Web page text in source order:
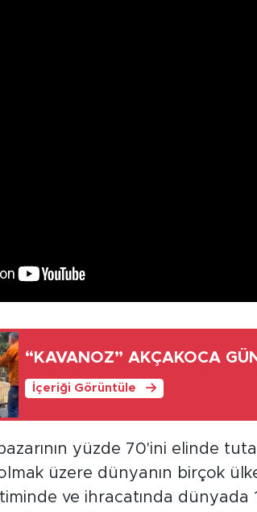
“KAVANOZ” AKÇAKOCA
İçeriği Görüntüle
yüzde 70'ini elinde
üzere dünyanın birçok
ve ihracatında dünyada